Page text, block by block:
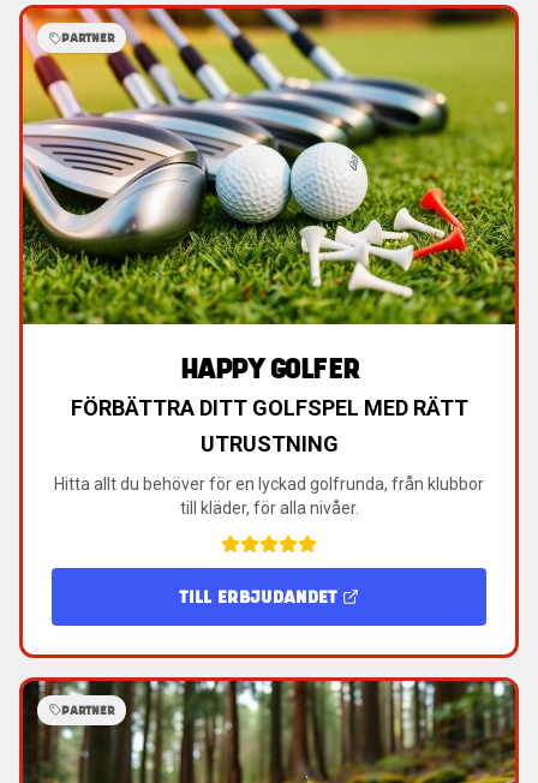
PARTNER
HAPPY GOLFER
FÖRBÄTTRA DITT GOLFSPEL MED RÄTT
UTRUSTNING
Hitta allt du behöver för en lyckad golfrunda, från klubbor
till kläder, för alla nivåer.
TILL ERBJUDANDET
PARTNER